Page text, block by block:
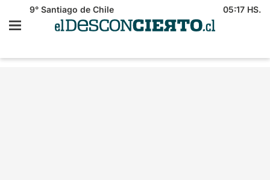
9° Santiago de Chile 05:17 HS.